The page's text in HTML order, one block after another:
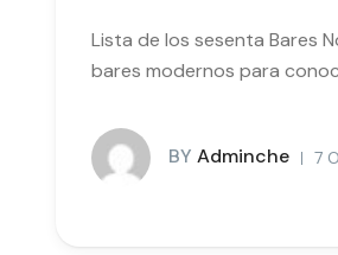
Lista de los sesenta Bares
bares modernos para
BY Adminche 7